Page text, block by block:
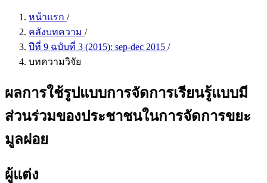
หน้าแรก /
คลังบทความ /
ปีที่ 9 ฉบับที่ 3 (2015): sep-dec 2015 /
บทความวิจัย
ผลการใช้รูปแบบการจัดการเรียนรู้แบบมี
ส่วนร่วมของประชาชนในการจัดการขยะ
มูลฝอย
ผู้แต่ง